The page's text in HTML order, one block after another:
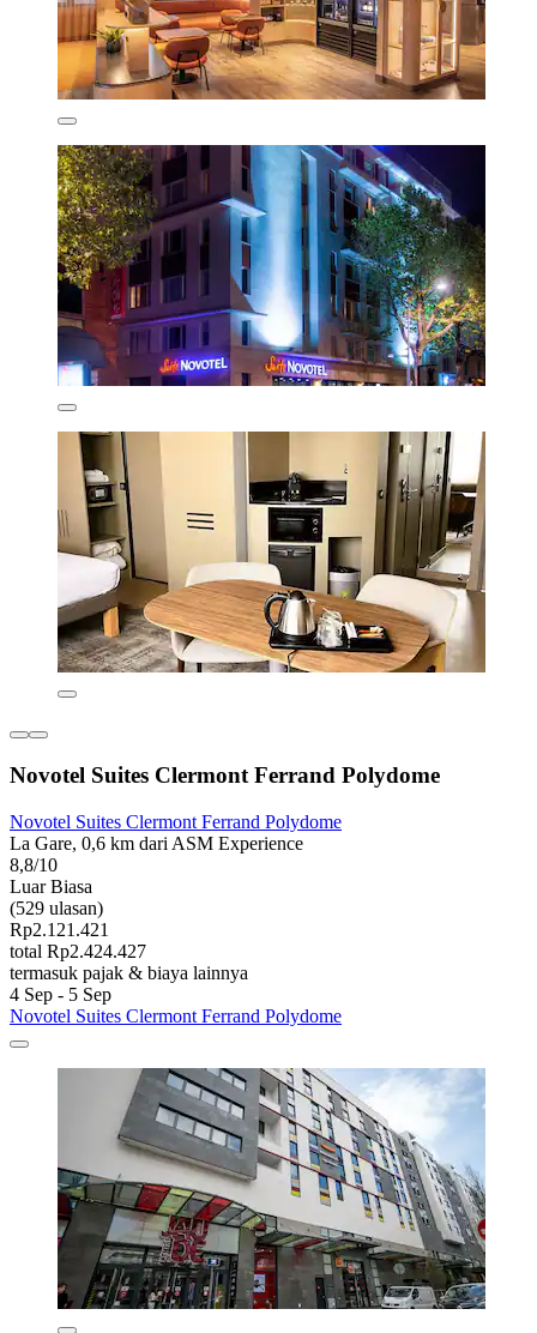
Novotel Suites Clermont Ferrand Polydome
Novotel Suites Clermont Ferrand Polydome
La Gare, 0,6 km dari ASM Experience
8,8/10
Luar Biasa
(529 ulasan)
Rp2.121.421
total Rp2.424.427
termasuk pajak & biaya lainnya
4 Sep - 5 Sep
Novotel Suites Clermont Ferrand Polydome